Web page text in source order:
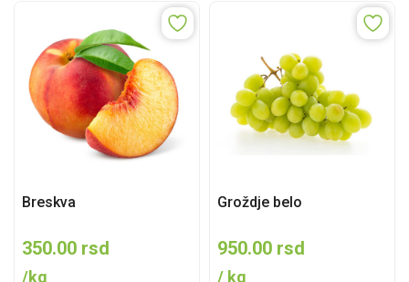
Breskva
350.00 rsd
/kg
Groždje belo
950.00 rsd
/ kg